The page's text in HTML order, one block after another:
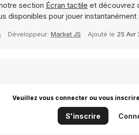
section Écran tactile et découvrez
disponibles pour jouer instantanément
Développeur: Market JS Ajouté le 25 Avr
Veuillez vous connecter ou vous
S'inscrire